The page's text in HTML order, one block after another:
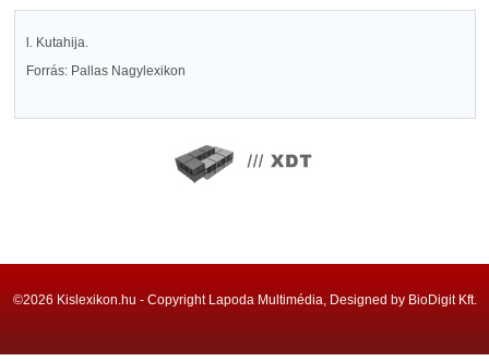
l. Kutahija.
Forrás: Pallas Nagylexikon
©2026 Kislexikon.hu - Copyright Lapoda Multimédia, Designed by BioDigit Kft.